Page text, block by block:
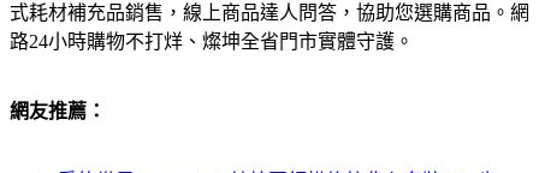
式耗材補充品銷售，線上商品達人問答，協助您選購商品。網
路24小時購物不打烊、燦坤全省門市實體守護。
網友推薦：